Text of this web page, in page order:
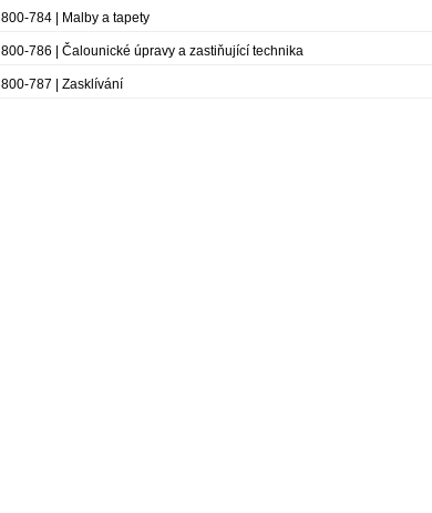
800-784 | Malby a tapety
800-786 | Čalounické úpravy a zastiňující technika
800-787 | Zasklívání